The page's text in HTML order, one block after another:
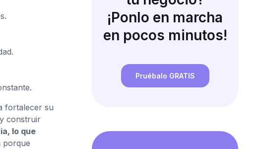
fortalecer su
construir
lo que
porque
¡Ponlo en marcha
en pocos minutos!
Pruébalo GRATIS